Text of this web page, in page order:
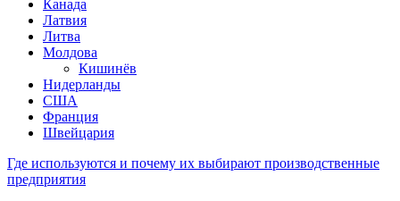
Канада
Латвия
Литва
Молдова
Кишинёв
Нидерланды
США
Франция
Швейцария
Где используются и почему их выбирают производственные
предприятия